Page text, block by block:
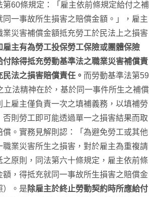
第60條規定：「雇主依前條規定給付之補
同一事故所生損害之賠償金額。」，雇主
業災害補償金額抵充勞工於民法上之損害
雇主有為勞工投保勞工保險或團體保險
付除得抵充勞動基準法之職業災害補償責
法之損害賠償責任。 而勞動基準法第59
立法精神在於，基於同一事件所生之補償
上雇主僅負責一次之填補義務，以填補勞
否則勞工即可能透過單一之損害結果而取
償。實務見解則認：「為避免勞工或其他
職業災害所生之損害，對於雇主為重複請
之原則，同法第六十條規定，雇主依前條
額，得抵充就同一事故所生損害之賠償金
）。是 除雇主於終止勞動契約時所應給付